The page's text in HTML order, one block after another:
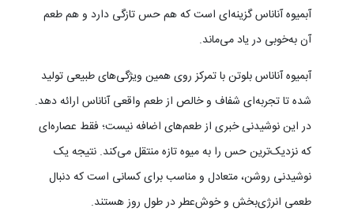
آبمیوه آناناس گزینه‌ای است که هم حس تازگی دارد و هم طعم
آن به‌خوبی در یاد می‌ماند.
آبمیوه آناناس بلوتن با تمرکز روی همین ویژگی‌های طبیعی تولید
شده تا تجربه‌ای شفاف و خالص از طعم واقعی آناناس ارائه دهد.
در این نوشیدنی خبری از طعم‌های اضافه نیست؛ فقط عصاره‌ای
که نزدیک‌ترین حس را به میوه تازه منتقل می‌کند. نتیجه یک
نوشیدنی روشن، متعادل و مناسب برای کسانی است که دنبال
طعمی انرژی‌بخش و خوش‌عطر در طول روز هستند.